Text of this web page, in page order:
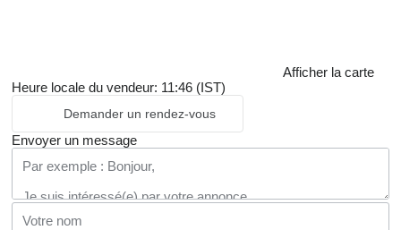
Afficher la carte
Heure locale du vendeur: 11:46 (IST)
Demander un rendez-vous
Envoyer un message